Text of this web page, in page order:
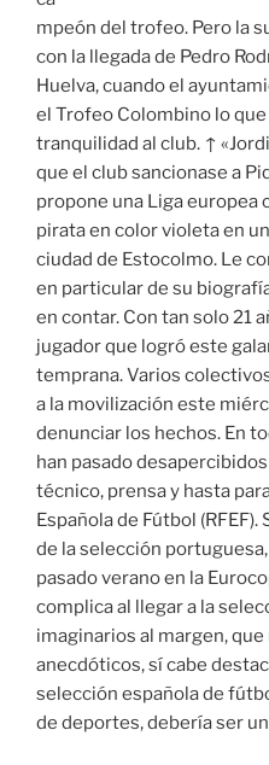
mpeón del trofeo. Pero la
con la llegada de Pedro
Huelva, cuando el
el Trofeo Colombino lo
tranquilidad al club. ↑
que el club sancionase a
propone una Liga europea
pirata en color violeta en
ciudad de Estocolmo. Le
en particular de su
en contar. Con tan solo 21
jugador que logró este
temprana. Varios
a la movilización este
denunciar los hechos. En
han pasado
técnico, prensa y hasta
Española de Fútbol
de la selección
pasado verano en la
complica al llegar a la
imaginarios al margen,
anecdóticos, sí cabe
selección española de
de deportes, debería ser